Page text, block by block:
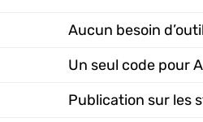
Aucun besoin
Un seul code pour
Publication sur les